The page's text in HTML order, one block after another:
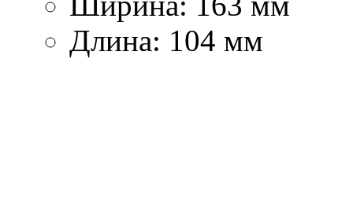
Длина: 104 мм